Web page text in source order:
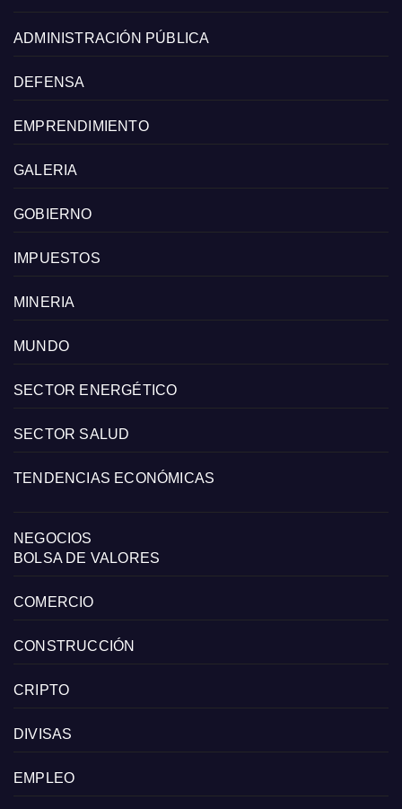
ADMINISTRACIÓN PÚBLICA
DEFENSA
EMPRENDIMIENTO
GALERIA
GOBIERNO
IMPUESTOS
MINERIA
MUNDO
SECTOR ENERGÉTICO
SECTOR SALUD
TENDENCIAS ECONÓMICAS
NEGOCIOS
BOLSA DE VALORES
COMERCIO
CONSTRUCCIÓN
CRIPTO
DIVISAS
EMPLEO